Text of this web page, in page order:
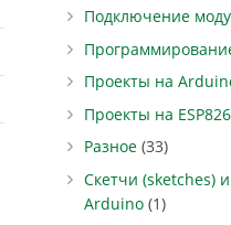
Подключение
Проекты на
Проекты на
Разное (33)
Скетчи (sketches)
Arduino (1)